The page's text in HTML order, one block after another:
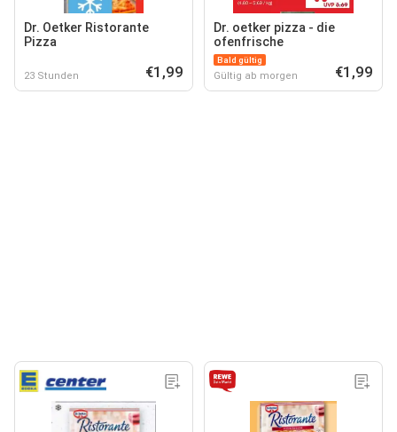
Dr. Oetker Ristorante
Pizza
23 Stunden €1,99
Dr. oetker pizza - die
ofenfrische
Bald gültig
Gültig ab morgen €1,99